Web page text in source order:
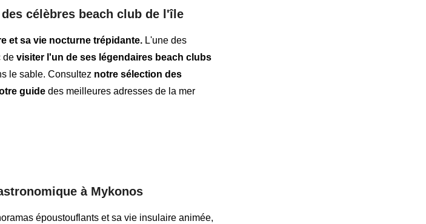
célèbres beach club de l'île
et sa vie nocturne trépidante. L'une des
de visiter l'un de ses légendaires beach clubs
le sable. Consultez notre sélection des
guide des meilleures adresses de la mer
à Mykonos
époustouflants et sa vie insulaire animée,